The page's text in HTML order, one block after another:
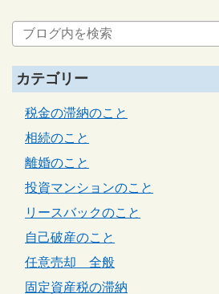
カテゴリー
税金の滞納のこと
相続のこと
離婚のこと
投資マンションのこと
リースバックのこと
自己破産のこと
任意売却 全般
固定資産税の滞納